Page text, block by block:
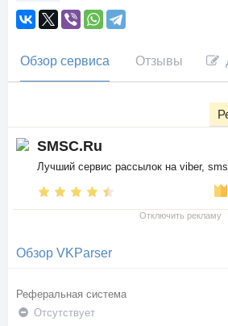
Обзор сервиса Отзывы
SMSC.Ru
Лучший сервис рассылок на viber,
Отключить рекламу
Обзор VKParser
Реферальная система
Отсутствует